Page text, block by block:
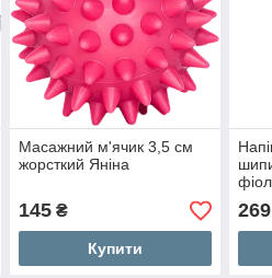
Масажний м'ячик 3,5 см
жорсткий Яніна
145₴
Купити
269